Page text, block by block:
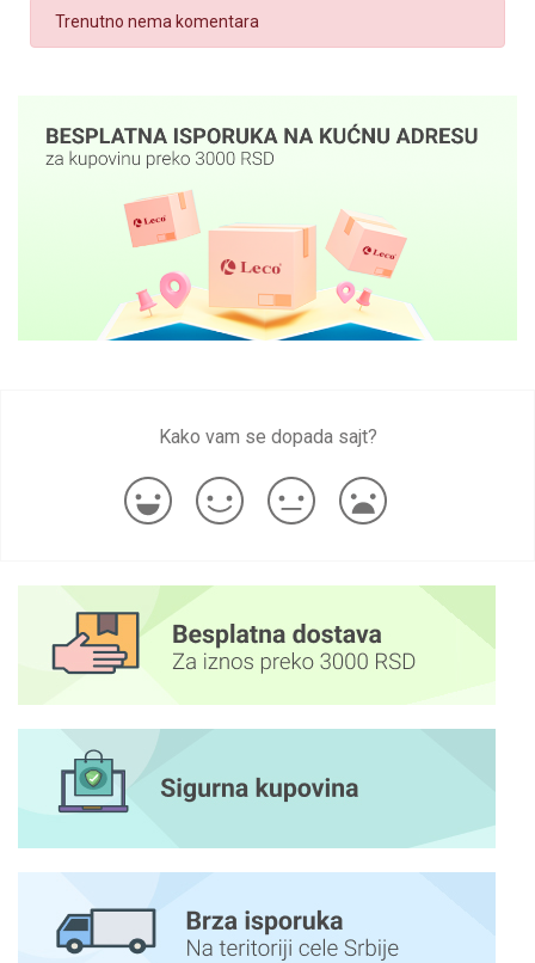
Trenutno nema komentara
Kako vam se dopada sajt?